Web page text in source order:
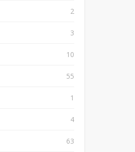
2
3
10
55
1
4
63